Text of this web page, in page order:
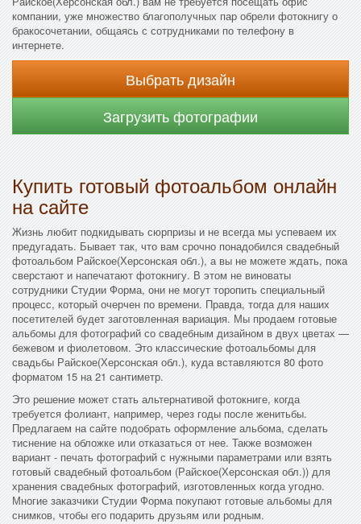
компании, уже множество благополучных пар обрели фотокнигу о
бракосочетании, общаясь с сотрудниками по телефону в
интернете.
Выбрать дизайн
Загрузить фотографии
Купить готовый фотоальбом онлайн
на сайте
Жизнь любит подкидывать сюрпризы и не всегда мы успеваем их
предугадать. Бывает так, что вам срочно понадобился свадебный
фотоальбом Райское(Херсонская обл.), а вы не можете ждать, пока
сверстают и напечатают фотокнигу. В этом не виноваты
сотрудники Студии Форма, они не могут торопить специальный
процесс, который очерчен по времени. Правда, тогда для наших
посетителей будет заготовленная вариация. Мы продаем готовые
альбомы для фотографий со свадебным дизайном в двух цветах —
бежевом и фиолетовом. Это классические фотоальбомы для
свадьбы Райское(Херсонская обл.), куда вставляются 80 фото
форматом 15 на 21 сантиметр.
Это решение может стать альтернативой фотокниге, когда
требуется фолиант, например, через годы после женитьбы.
Предлагаем на сайте подобрать оформление альбома, сделать
тиснение на обложке или отказаться от нее. Также возможен
вариант - печать фотографий с нужными параметрами или взять
готовый свадебный фотоальбом (Райское(Херсонская обл.)) для
хранения свадебных фотографий, изготовленных когда угодно.
Многие заказчики Студии Форма покупают готовые альбомы для
снимков, чтобы его подарить друзьям или родным.